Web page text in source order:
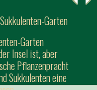
Garten
Insel ist, aber
Pflanzenpracht
Sukkulenten eine
Pool mit klarem
sieht der Traum
Leben unter Palmen